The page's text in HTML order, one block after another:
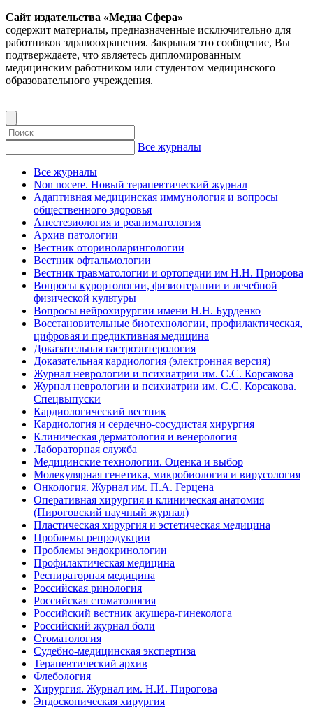
Сайт издательства «Медиа Сфера»
содержит материалы, предназначенные исключительно для
работников здравоохранения. Закрывая это сообщение, Вы
подтверждаете, что являетесь дипломированным
медицинским работником или студентом медицинского
образовательного учреждения.
Все журналы
Все журналы
Non nocere. Новый терапевтический журнал
Адаптивная медицинская иммунология и вопросы
общественного здоровья
Анестезиология и реаниматология
Архив патологии
Вестник оториноларингологии
Вестник офтальмологии
Вестник травматологии и ортопедии им Н.Н. Приорова
Вопросы курортологии, физиотерапии и лечебной
физической культуры
Вопросы нейрохирургии имени Н.Н. Бурденко
Восстановительные биотехнологии, профилактическая,
цифровая и предиктивная медицина
Доказательная гастроэнтерология
Доказательная кардиология (электронная версия)
Журнал неврологии и психиатрии им. С.С. Корсакова
Журнал неврологии и психиатрии им. С.С. Корсакова.
Спецвыпуски
Кардиологический вестник
Кардиология и сердечно-сосудистая хирургия
Клиническая дерматология и венерология
Лабораторная служба
Медицинские технологии. Оценка и выбор
Молекулярная генетика, микробиология и вирусология
Онкология. Журнал им. П.А. Герцена
Оперативная хирургия и клиническая анатомия
(Пироговский научный журнал)
Пластическая хирургия и эстетическая медицина
Проблемы репродукции
Проблемы эндокринологии
Профилактическая медицина
Респираторная медицина
Российская ринология
Российская стоматология
Российский вестник акушера-гинеколога
Российский журнал боли
Стоматология
Судебно-медицинская экспертиза
Терапевтический архив
Флебология
Хирургия. Журнал им. Н.И. Пирогова
Эндоскопическая хирургия